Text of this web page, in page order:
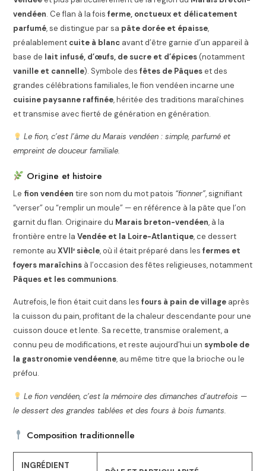
vendéen. Ce flan à la foisferme, onctueux et délicatement
parfumé, se distingue par sa pâte dorée et épaisse,
préalablement cuite à blanc avant d’être garnie d’un appareil à
base de lait infusé, d’œufs, de sucre et d’épices(notamment
vanille et cannelle). Symbole desfêtes de Pâqueset des
grandes célébrations familiales, le fion vendéen incarne une
cuisine paysanne raffinée, héritée des traditions maraîchines
et transmise avec fierté de génération en génération.
Le fion, c’est l’âme du Marais vendéen : simple, parfumé et
empreint de douceur familiale.
Origine et histoire
Le fion vendéen tire son nom du mot patois “fionner”, signifiant
“verser” ou “remplir un moule” — en référence à la pâte que l’on
garnit du flan. Originaire du Marais breton-vendéen, à la
frontière entre laVendée et la Loire-Atlantique, ce dessert
remonte auXVIIᵉ siècle, où il était préparé dans lesfermes et
foyers maraîchins à l’occasion des fêtes religieuses, notamment
Pâques et les communions.
Autrefois, le fion était cuit dans lesfours à pain de village après
la cuisson du pain, profitant de la chaleur descendante pour une
cuisson douce et lente. Sa recette, transmise oralement, a
connu peu de modifications, et reste aujourd’hui un symbole de
la gastronomie vendéenne, au même titre que la brioche ou le
préfou.
Le fion vendéen, c’est la mémoire des dimanches d’autrefois —
le dessert des grandes tablées et des fours à bois fumants.
Composition traditionnelle
INGRÉDIENT